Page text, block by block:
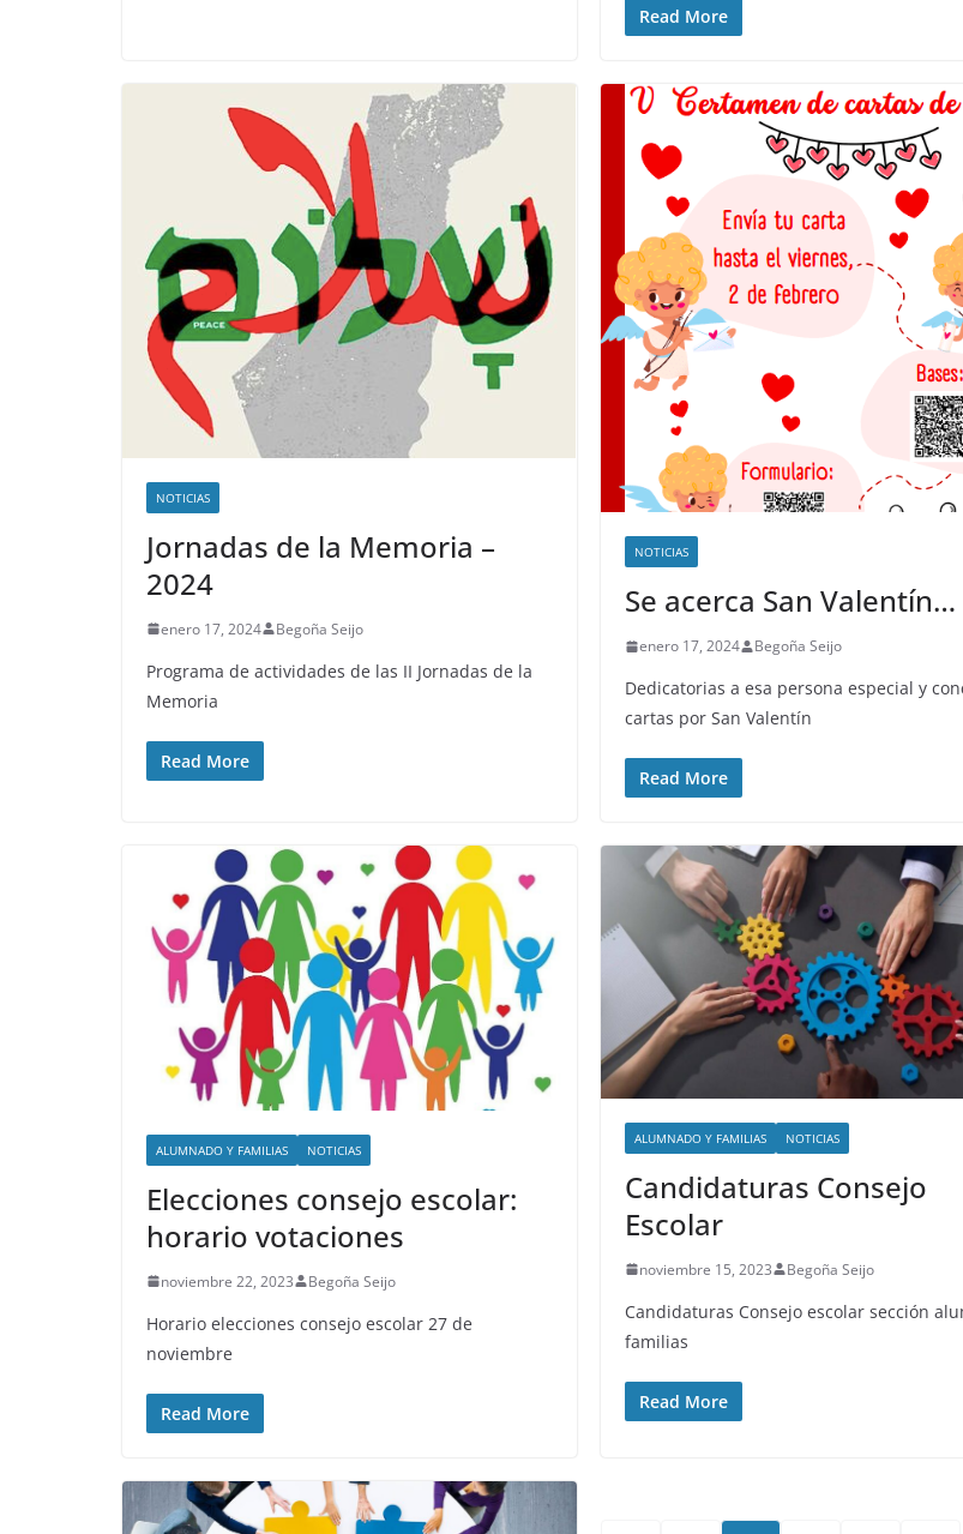
Read More
NOTICIAS
Jornadas de la Memoria –
2024
enero 17, 2024 Begoña Seijo
Programa de actividades de las II Jornadas de la
Memoria
Read More
NOTICIAS
Se acerca San Valentín…
enero 17, 2024 Begoña Seijo
Dedicatorias a esa persona especial y
cartas por San Valentín
Read More
ALUMNADO Y FAMILIAS NOTICIAS
Elecciones consejo escolar:
horario votaciones
noviembre 22, 2023 Begoña Seijo
Horario elecciones consejo escolar 27 de
noviembre
Read More
ALUMNADO Y FAMILIAS NOTICIAS
Candidaturas Consejo
Escolar
noviembre 15, 2023 Begoña Seijo
Candidaturas Consejo escolar sección
familias
Read More